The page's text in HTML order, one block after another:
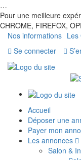
…
Pour une meilleure
CHROME, FIREFOX,
Nos informations Les
Se connecter
Accueil
Déposer une
Payer mon
Les annonces
Salon &